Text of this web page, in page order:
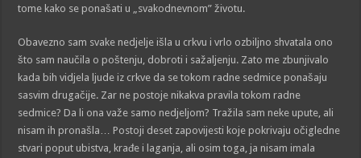
tome kako se ponašati u „svakodnevnom” životu.
Obavezno sam svake nedjelje išla u crkvu i vrlo ozbiljno shvatala ono
što sam naučila o poštenju, dobroti i sažaljenju. Zato me zbunjivalo
kada bih vidjela ljude iz crkve da se tokom radne sedmice ponašaju
sasvim drugačije. Zar ne postoje nikakva pravila tokom radne
sedmice? Da li ona važe samo nedjeljom? Tražila sam neke upute, ali
nisam ih pronašla… Postoji deset zapovijesti koje pokrivaju očigledne
stvari poput ubistva, krađe i laganja, ali osim toga, ja nisam imala